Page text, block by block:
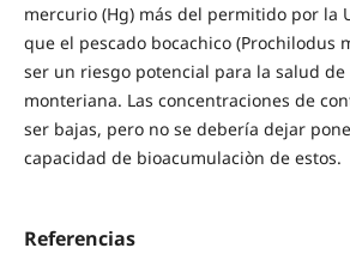
mercurio (Hg) más del permitido por la
que el pescado bocachico (Prochilodus
ser un riesgo potencial para la salud
monteriana. Las concentraciones de
ser bajas, pero no se debería dejar
capacidad de bioacumulaciòn de estos.
Referencias